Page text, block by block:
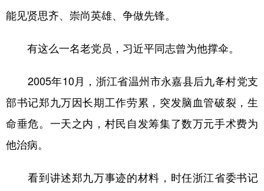
能见贤思齐、崇尚英雄、争做先锋。
有这么一名老党员，习近平同志曾为他撑伞。
2005年10月，浙江省温州市永嘉县后九夅村党支
部书记郑九万因长期工作劳累，突发脑血管破裂，生
命垂危。一天之内，村民自发筹集了数万元手术费为
他治病。
看到讲述郑九万事迹的材料，时任浙江省委书记